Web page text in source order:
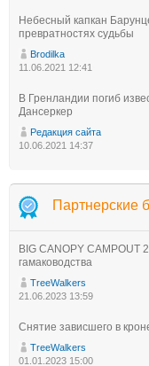
Небесный капкан
превратностях судьбы
Brodilka
11.06.2021 12:41
В Гренландии погиб
Дансеркер
Редакция сайта
10.06.2021 14:37
Партнерские
BIG CANOPY CAMPOUT
гамаководства
TreeWalkers
21.06.2023 13:59
Снятие зависшего в
TreeWalkers
01.01.2023 15:00